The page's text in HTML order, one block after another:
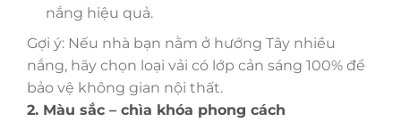
nắng hiệu quả.
Gợi ý: Nếu nhà bạn nằm ở hướng Tây nhiều
nắng, hãy chọn loại vải có lớp cản sáng 100% để
bảo vệ không gian nội thất.
2. Màu sắc – chìa khóa phong cách